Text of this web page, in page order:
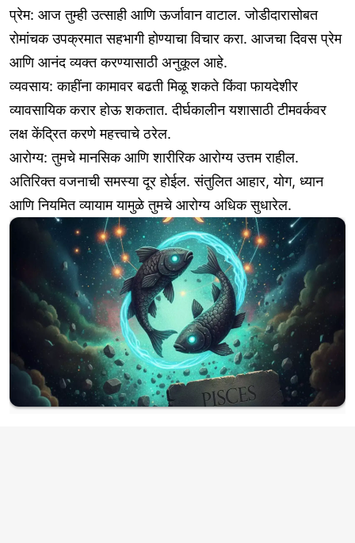
प्रेम: आज तुम्ही उत्साही आणि ऊर्जावान वाटाल. जोडीदारासोबत
रोमांचक उपक्रमात सहभागी होण्याचा विचार करा. आजचा दिवस प्रेम
आणि आनंद व्यक्त करण्यासाठी अनुकूल आहे.
व्यवसाय: काहींना कामावर बढती मिळू शकते किंवा फायदेशीर
व्यावसायिक करार होऊ शकतात. दीर्घकालीन यशासाठी टीमवर्कवर
लक्ष केंद्रित करणे महत्त्वाचे ठरेल.
आरोग्य: तुमचे मानसिक आणि शारीरिक आरोग्य उत्तम राहील.
अतिरिक्त वजनाची समस्या दूर होईल. संतुलित आहार, योग, ध्यान
आणि नियमित व्यायाम यामुळे तुमचे आरोग्य अधिक सुधारेल.